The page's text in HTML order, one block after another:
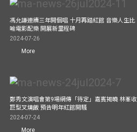
馮允謙連續三年開個唱 十月再踏紅館 音樂人生比
喻電影配樂 開展新里程碑
2024-07-26
More
鄭秀文演唱會第9場網傳「待定」嘉賓揭曉 林峯收
巨型叉燒飯 預告明年紅館開騷
2024-07-24
More